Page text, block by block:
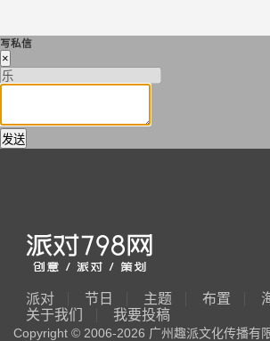
写私信
×
发送
派对 节日 主题 布置
关于我们
我要投稿
Copyright © 2006-2026 广州趣派文化传播有